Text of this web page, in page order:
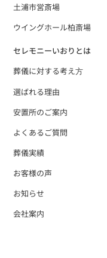
土浦市営斎場
ウイングホール柏斎場
セレモニーいおりとは
葬儀に対する考え⽅
選ばれる理由
安置所のご案内
よくあるご質問
葬儀実績
お客様の声
お知らせ
会社案内